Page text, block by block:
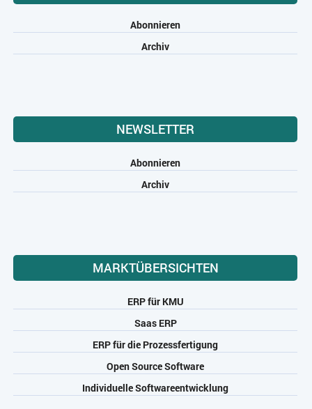
Abonnieren
Archiv
NEWSLETTER
Abonnieren
Archiv
MARKTÜBERSICHTEN
ERP für KMU
Saas ERP
ERP für die Prozessfertigung
Open Source Software
Individuelle Softwareentwicklung